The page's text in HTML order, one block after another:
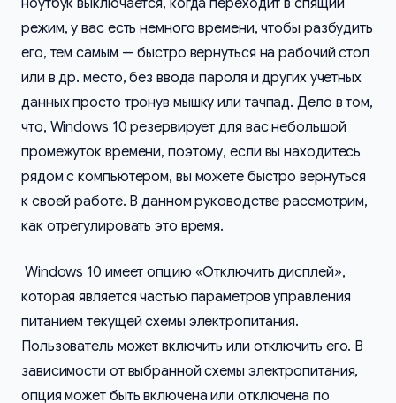
ноутбук выключается, когда переходит в спящий
режим, у вас есть немного времени, чтобы разбудить
его, тем самым — быстро вернуться на рабочий стол
или в др. место, без ввода пароля и других учетных
данных просто тронув мышку или тачпад. Дело в том,
что, Windows 10 резервирует для вас небольшой
промежуток времени, поэтому, если вы находитесь
рядом с компьютером, вы можете быстро вернуться
к своей работе. В данном руководстве рассмотрим,
как отрегулировать это время.
Windows 10 имеет опцию «Отключить дисплей»,
которая является частью параметров управления
питанием текущей схемы электропитания.
Пользователь может включить или отключить его. В
зависимости от выбранной схемы электропитания,
опция может быть включена или отключена по